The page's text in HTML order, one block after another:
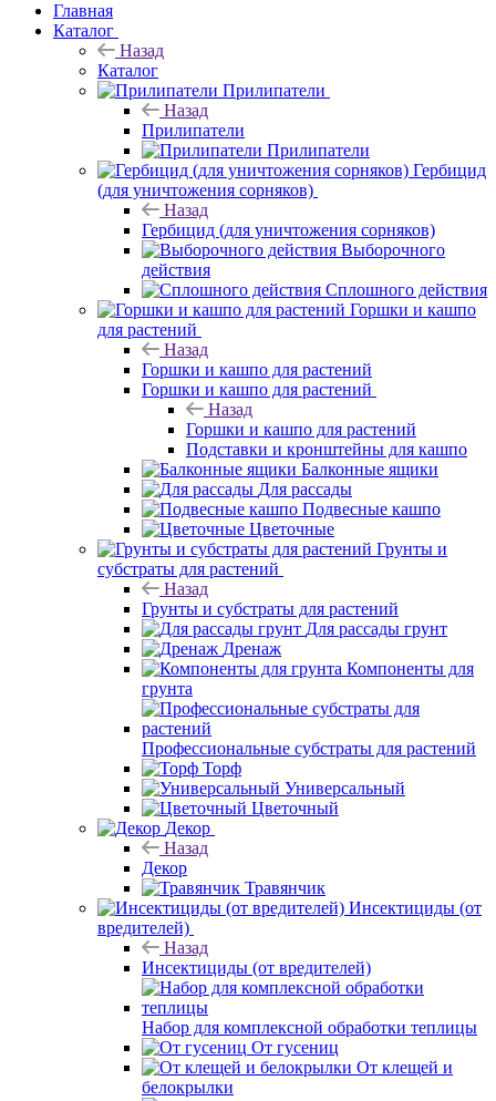
Главная
Каталог
Назад
Каталог
Прилипатели
Назад
Прилипатели
Прилипатели
Гербицид
(для уничтожения сорняков)
Назад
Гербицид (для уничтожения сорняков)
Выборочного
действия
Сплошного действия
Горшки и кашпо
для растений
Назад
Горшки и кашпо для растений
Горшки и кашпо для растений
Назад
Горшки и кашпо для растений
Подставки и кронштейны для кашпо
Балконные ящики
Для рассады
Подвесные кашпо
Цветочные
Грунты и
субстраты для растений
Назад
Грунты и субстраты для растений
Для рассады грунт
Дренаж
Компоненты для
грунта
Профессиональные субстраты для растений
Торф
Универсальный
Цветочный
Декор
Назад
Декор
Травянчик
Инсектициды (от
вредителей)
Назад
Инсектициды (от вредителей)
Набор для комплексной обработки теплицы
От гусениц
От клещей и
белокрылки